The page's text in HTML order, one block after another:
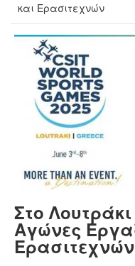
και Ερασιτεχνών
Στο
Αγώνες
Ερασιτεχνών